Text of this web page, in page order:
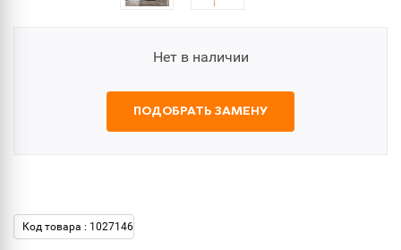
Нет в наличии
ПОДОБРАТЬ ЗАМЕНУ
Код товара : 1027146